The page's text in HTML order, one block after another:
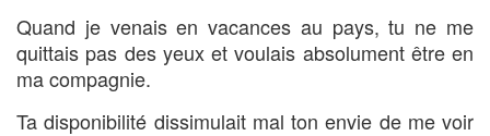
Quand je venais en vacances au pays, tu ne me
quittais pas des yeux et voulais absolument être en
ma compagnie.
Ta disponibilité dissimulait mal ton envie de me voir